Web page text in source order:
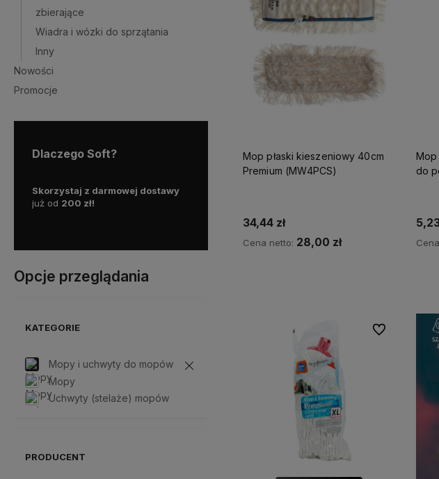
zbierające
Wiadra i wózki do sprzątania
Inny
Nowości
Promocje
Dlaczego Soft?
Skorzystaj z darmowej dostawy
już od 200 zł!
Opcje przeglądania
KATEGORIE
Mopy i uchwyty do mopów
Mopy
Uchwyty (stelaże) mopów
PRODUCENT
Mop płaski kieszeniowy 40cm
Premium (MW4PCS)
34,44 zł
Cena netto: 28,00 zł
do
Do ulubionych